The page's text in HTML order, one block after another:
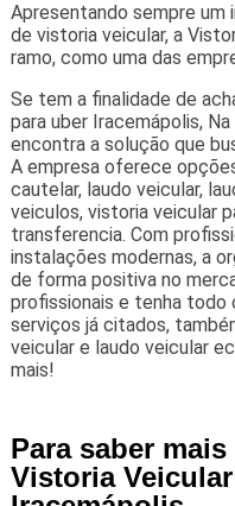
Apresentando sempre
de vistoria veicular, a
ramo, como uma das
Se tem a finalidade de
para uber Iracemápolis,
encontra a solução que
A empresa oferece
cautelar, laudo veicular,
veiculos, vistoria veicular
transferencia. Com
instalações modernas, a
de forma positiva no
profissionais e tenha todo
serviços já citados,
veicular e laudo veicular
mais!
Para saber
Vistoria